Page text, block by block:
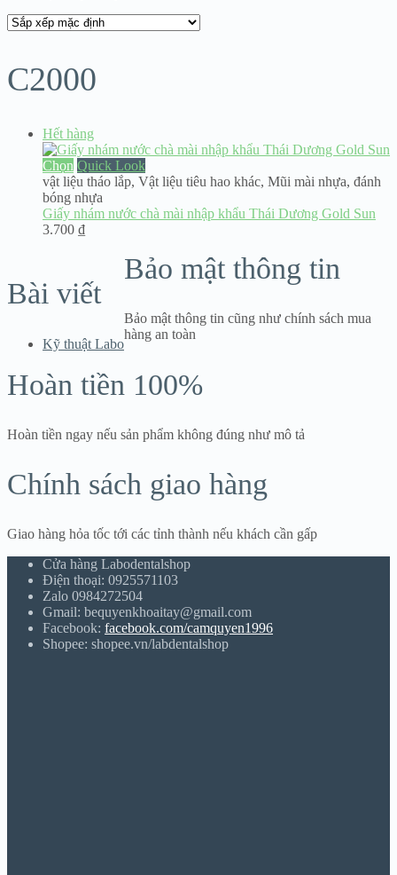
C2000
Hết hàng
Chọn Quick Look
vật liệu tháo lắp, Vật liệu tiêu hao khác, Mũi mài nhựa, đánh
bóng nhựa
Giấy nhám nước chà mài nhập khẩu Thái Dương Gold Sun
3.700 ₫
Bài viết
Kỹ thuật Labo
Bảo mật thông tin
Bảo mật thông tin cũng như chính sách mua
hàng an toàn
Hoàn tiền 100%
Hoàn tiền ngay nếu sản phẩm không đúng như mô tả
Chính sách giao hàng
Giao hàng hỏa tốc tới các tỉnh thành nếu khách cần gấp
Cửa hàng Labodentalshop
Điện thoại: 0925571103
Zalo 0984272504
Gmail: bequyenkhoaitay@gmail.com
Facebook: facebook.com/camquyen1996
Shopee: shopee.vn/labdentalshop